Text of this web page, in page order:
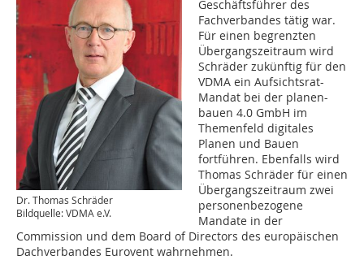
Dr. Thomas Schräder
Bildquelle: VDMA e.V.
Geschäftsführer des
Fachverbandes tätig war.
Für einen begrenzten
Übergangszeitraum wird
Schräder zukünftig für den
VDMA ein Aufsichtsrat-
Mandat bei der planen-
bauen 4.0 GmbH im
Themenfeld digitales
Planen und Bauen
fortführen. Ebenfalls wird
Thomas Schräder für einen
Übergangszeitraum zwei
personenbezogene
Mandate in der
Commission und dem Board of Directors des europäischen
Dachverbandes Eurovent wahrnehmen.